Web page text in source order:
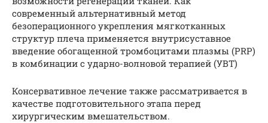
современный альтернативный метод
безоперационного укрепления мягкотканных
структур плеча применяется внутрисуставное
введение обогащенной тромбоцитами плазмы (PRP)
в комбинации с ударно-волновой терапией (УВТ)
Консервативное лечение также рассматривается в
качестве подготовительного этапа перед
хирургическим вмешательством.